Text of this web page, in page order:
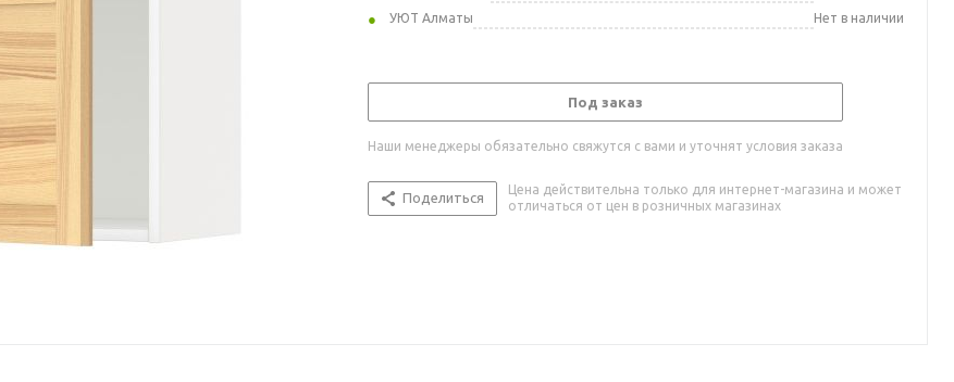
УЮТ Алматы
Нет в наличии
Под заказ
Наши менеджеры обязательно свяжутся с вами и уточнят условия заказа
Поделиться
Цена действительна только для интернет-магазина и может
отличаться от цен в розничных магазинах